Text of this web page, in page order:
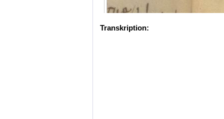
Transkription: